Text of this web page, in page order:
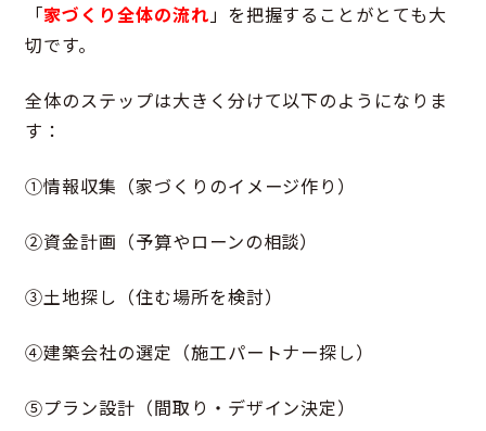
「家づくり全体の流れ」を把握することがとても大
切です。
全体のステップは大きく分けて以下のようになりま
す：
①情報収集（家づくりのイメージ作り）
②資金計画（予算やローンの相談）
③土地探し（住む場所を検討）
④建築会社の選定（施工パートナー探し）
⑤プラン設計（間取り・デザイン決定）